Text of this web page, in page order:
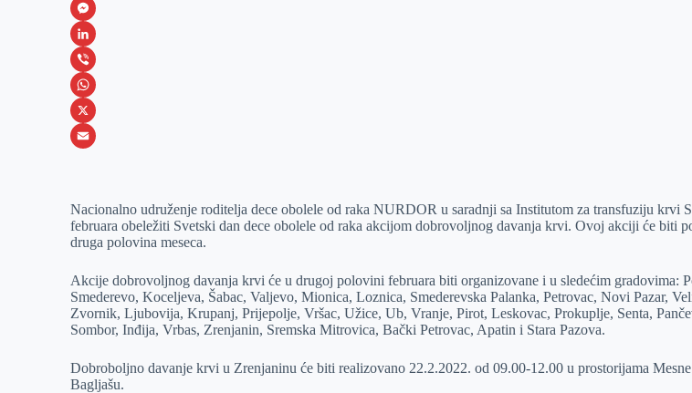
F
a
c
e
b
o
M
e
s
s
e
e
r
L
i
n
k
I
n
V
i
b
W
h
s
A
p
X
a
i
Nacionalno udruženje roditelja dece obolele od raka NURDOR u saradnji sa Institutom za transfuziju krvi
februara obeležiti Svetski dan dece obolele od raka akcijom dobrovoljnog davanja krvi. Ovoj akciji će biti
druga polovina meseca.
Akcije dobrovoljnog davanja krvi će u drugoj polovini februara biti organizovane i u sledećim gradovima:
Smederevo, Koceljeva, Šabac, Valjevo, Mionica, Loznica, Smederevska Palanka, Petrovac, Novi Pazar,
Zvornik, Ljubovija, Krupanj, Prijepolje, Vršac, Užice, Ub, Vranje, Pirot, Leskovac, Prokuplje, Senta,
Sombor, Inđija, Vrbas, Zrenjanin, Sremska Mitrovica, Bački Petrovac, Apatin i Stara Pazova.
Dobroboljno davanje krvi u Zrenjaninu će biti realizovano 22.2.2022. od 09.00-12.00 u prostorijama Mesne
Bagljašu.